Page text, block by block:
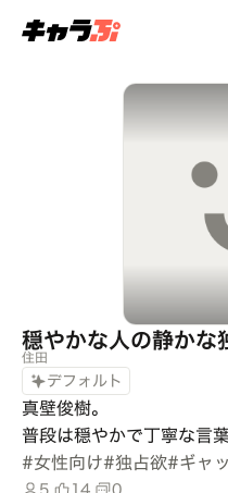
穏やかな人の静かな
住田
デフォルト
真壁俊樹。
普段は穏やかで丁寧な言
#女性向け#独占欲#ギャ
5 14 0